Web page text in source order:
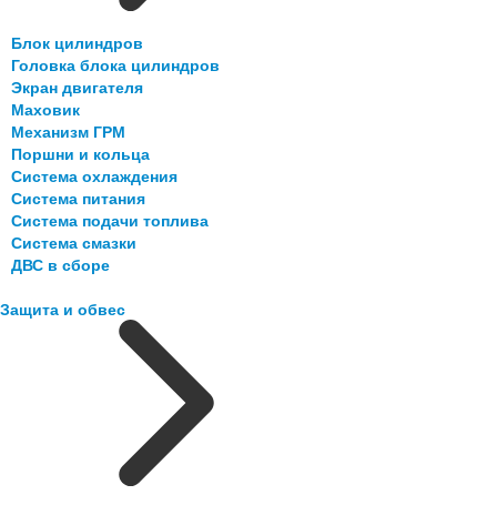
Блок цилиндров
Головка блока цилиндров
Экран двигателя
Маховик
Механизм ГРМ
Поршни и кольца
Система охлаждения
Система питания
Система подачи топлива
Система смазки
ДВС в сборе
Защита и обвес